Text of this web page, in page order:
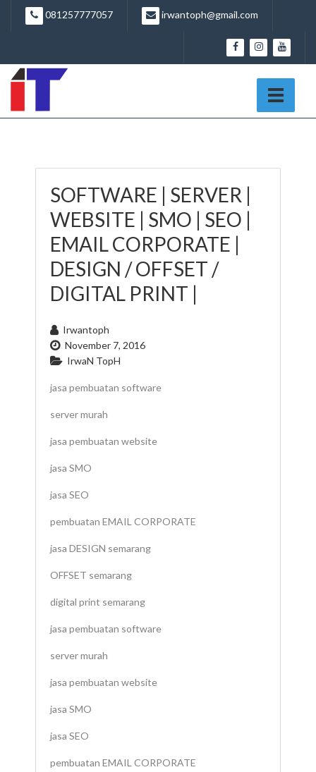
081257777057 irwantoph@gmail.com
SOFTWARE | SERVER |
WEBSITE | SMO | SEO |
EMAIL CORPORATE |
DESIGN / OFFSET /
DIGITAL PRINT |
Irwantoph
November 7, 2016
IrwaN TopH
jasa pembuatan software
server murah
jasa pembuatan website
jasa SMO
jasa SEO
pembuatan EMAIL CORPORATE
jasa DESIGN semarang
OFFSET semarang
digital print semarang
jasa pembuatan software
server murah
jasa pembuatan website
jasa SMO
jasa SEO
pembuatan EMAIL CORPORATE